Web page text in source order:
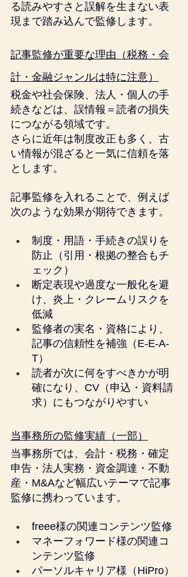
る読みやすさと誤解を生まない表
現まで踏み込んで監修します。
記事監修が重要な理由（税務・会
計・金融ジャンルは特に注意）
税金や社会保険、法人・個人の手
続きなどは、誤情報＝読者の損失
につながる領域です。
さらに近年は制度改正も多く、古
い情報が混ざると一気に信頼を落
とします。
記事監修を入れることで、例えば
次のような効果が期待できます。
制度・用語・手続きの誤りを
防止（引用・根拠の整合もチ
ェック）
断定表現や過度な一般化を避
け、炎上・クレームリスクを
低減
監修者の実名・資格により、
記事の信頼性を補強（E-E-A-
T）
読者が次に何をすべきかが明
確になり、CV（申込・資料請
求）にもつながりやすい
当事務所の監修実績（一部）
当事務所では、会計・税務・確定
申告・法人実務・資金調達・不動
産・M&Aなど幅広いテーマで記事
監修に携わっています。
freee様の関連コンテンツ監修
マネーフォワード様の関連コ
ンテンツ監修
パーソルキャリア様（HiPro）